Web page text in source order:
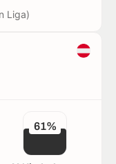
Liga)
61%